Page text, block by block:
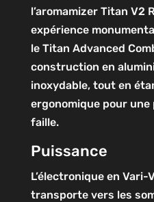
l’aromamizer Titan V2
expérience
le Titan Advanced
construction en
inoxydable, tout en
ergonomique pour une
faille.
Puissance
L’électronique en
transporte vers les